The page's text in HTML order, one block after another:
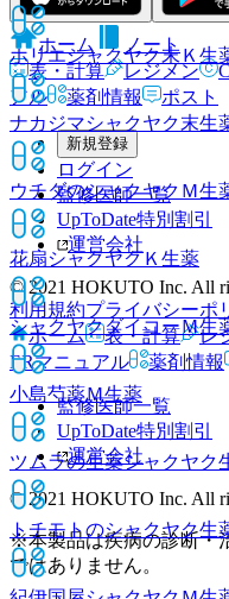
ホリエシャクヤク末Ｋ 生
ナカジマシャクヤク末生
ウチダのシャクヤクＭ生
花扇シャクヤクＫ 生薬
シャクヤクダイコーＭ生
小島芍薬Ｍ生薬
ツムラの生薬シャクヤク
トチモトのシャクヤク生
ホーム
ノート
表・計算
レジメン
アル
薬剤情報 ポスト
新規登録
ログイン
監修医師一覧
UpToDate特別割引
運営会社
© 2021 HOKUTO Inc. All
利用規約プライバシーポ
ホーム
表・計算 レ
ERマニュアル
薬剤情報
監修医師一覧
UpToDate特別割引
運営会社
© 2021 HOKUTO Inc. All
※本製品は疾病の診断・
ではありません。